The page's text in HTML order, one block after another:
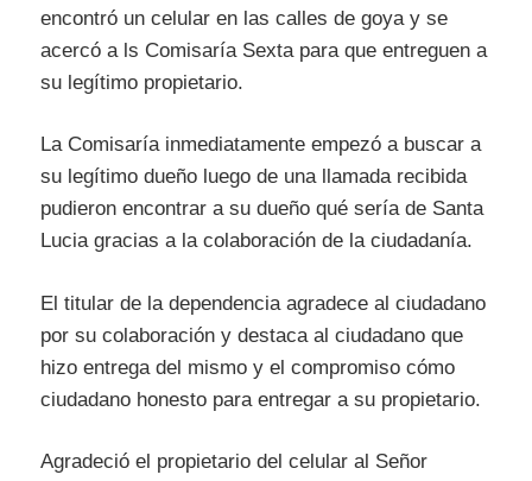
encontró un celular en las calles de goya y se
acercó a ls Comisaría Sexta para que entreguen a
su legítimo propietario.
La Comisaría inmediatamente empezó a buscar a
su legítimo dueño luego de una llamada recibida
pudieron encontrar a su dueño qué sería de Santa
Lucia gracias a la colaboración de la ciudadanía.
El titular de la dependencia agradece al ciudadano
por su colaboración y destaca al ciudadano que
hizo entrega del mismo y el compromiso cómo
ciudadano honesto para entregar a su propietario.
Agradeció el propietario del celular al Señor